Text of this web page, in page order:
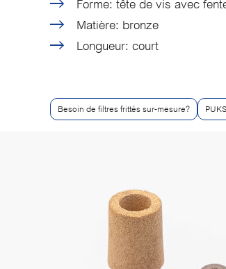
Forme: tête de vis avec
Matière: bronze
Longueur: court
Besoin de filtres frittés sur-mesure?